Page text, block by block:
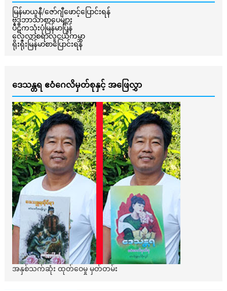
မြန်မာယူနီ/ဇော်ဂျီဖောင့်ပြောင်းရန်
ဗုဒ္ဓဘာသာစာပေများ
ပိဋကသုံးပုံမြန်မာပြန်
လေ့လာစရာလူငယ်ကမ္ဘာ
ရိုးရိုးမြန်မာစာပြောင်းရန်
ဒေသန္တရ ဧဝံဂေလိမှတ်စုနှင့် အဖြေလွှာ
အနှစ်သက်ဆုံး ထုတ်ဝေမှု မှတ်တမ်း